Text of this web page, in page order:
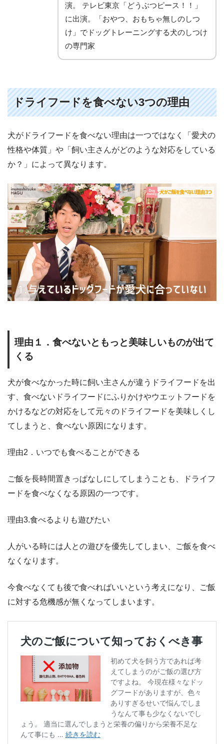
演。 テレビ東京「どうぶつピース！！」
に出演。「おやつ、おもちゃ無しのしつ
け」でドッグトレーニングする犬のしつけ
の専門家
ドライフードを食べない3つの理由
犬がドライフードを食べない理由は一つではなく「愛犬の
性格や体質」や「飼い主さんがどのような対応をしている
か？」によって異なります。
理由１．食べないともっと美味しいものが出て
くる
犬が食べなかった時に飼い主さんが違うドライフードを出
す、食べないドライフードにふりかけやウエットフードを
かけるなどの対応をして元々のドライフードを美味しくし
てしまうと、食べない原因になります。
理由2．いつでも食べることができる
ご飯を長時間置きっぱなしにしてしまうことも、ドライフ
ードを食べなくなる原因の一つです。
理由3.食べるよりも遊びたい
人がいる時には人との遊びを優先してしまい、ご飯を食べ
なくなります。
今食べなくても後で食べればいいという考えになり、ご飯
に対する危機感が無くなってしまいます。